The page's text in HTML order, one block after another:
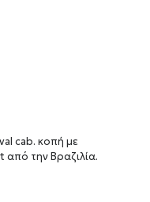
cab. κοπή με
την Βραζιλία.